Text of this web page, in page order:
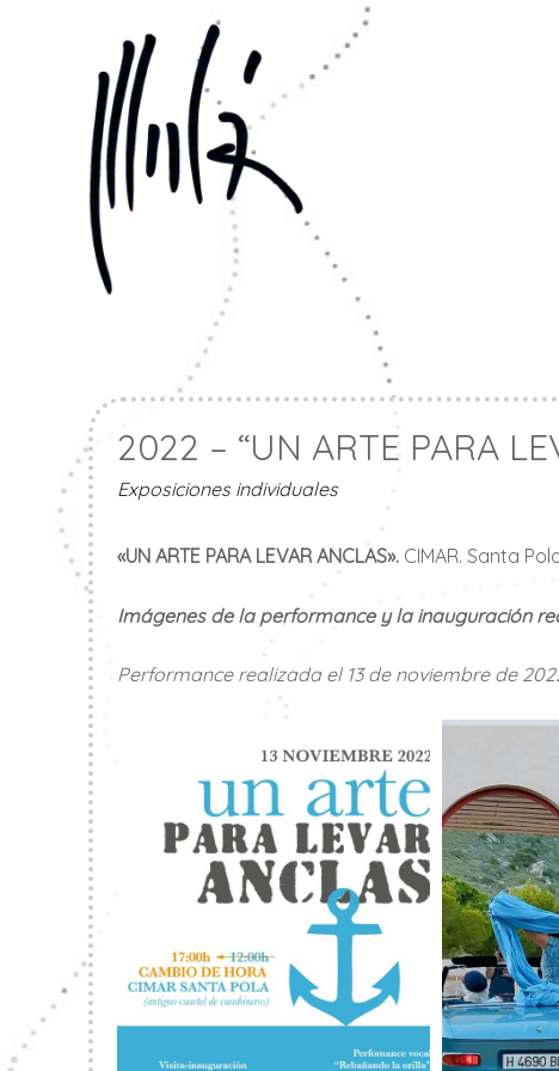
2022 – “UN ARTE PARA
Exposiciones individuales
«UN ARTE PARA LEVAR ANCLAS». CIMAR. Santa
Imágenes de la performance y la inauguración
Performance realizada el 13 de noviembre de